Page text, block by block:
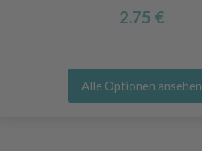
2.75 €
Alle Optionen ansehen